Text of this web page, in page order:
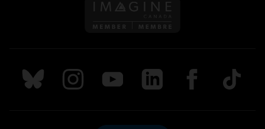
Suivez nous sur Bluesky
Suivez nous sur Instagram
Suivez nous sur Youtube
Suivez nous sur LinkedIn
Suivez nous sur
TikTok